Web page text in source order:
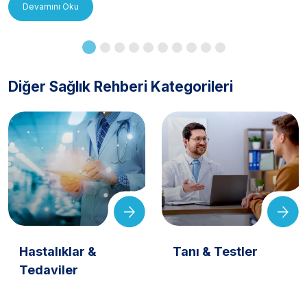
Devamını Oku
Diğer Sağlık Rehberi Kategorileri
Hastalıklar &
Tedaviler
Tanı & Testler